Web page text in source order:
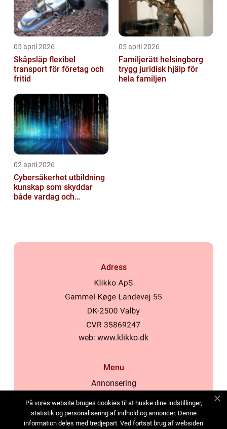
05 april 2026
Skåpsläp flexibel
transport för företag och
fritid
05 april 2026
Familjerätt helsingborg
trygg juridisk hjälp för
hela familjen
02 april 2026
Cybersäkerhet utbildning
kunskap som skyddar
både vardag och
Adress
web: www.klikko.dk
Menu
Annonsering
Cookies
Kontakta oss
På vores website bruges cookies til at huske dine indstillinger,
statistik og personalisering af indhold og annoncer. Denne
information deles med tredjepart. Ved fortsat brug af websiden